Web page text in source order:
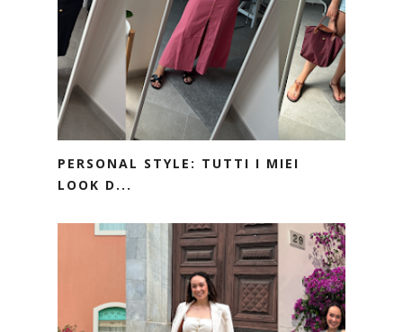
PERSONAL STYLE: TUTTI I MIEI
LOOK D...